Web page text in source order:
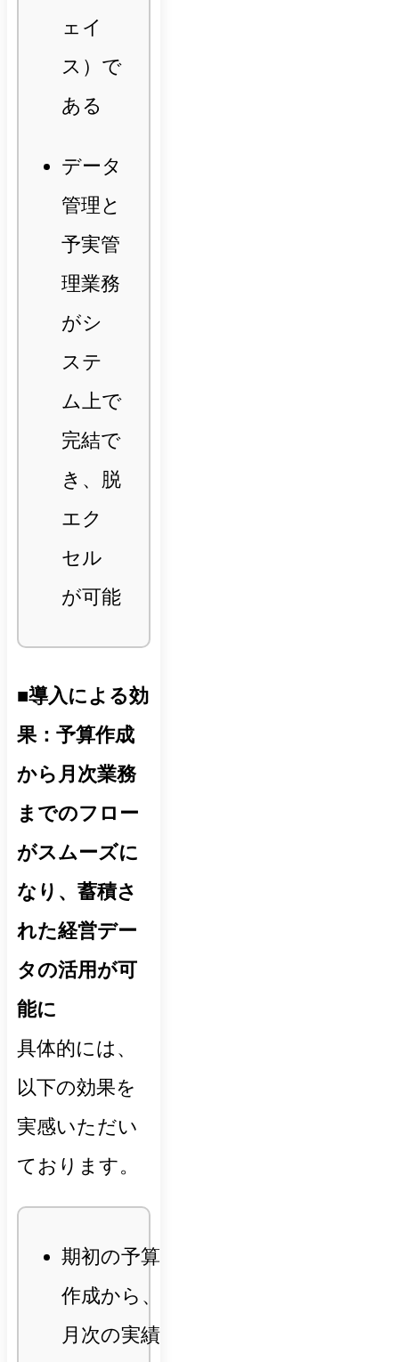
ェイ
ス）で
ある
データ
管理と
予実管
理業務
がシ
ステ
ム上で
完結で
き、脱
エク
セル
が可能
■導入による効
果：予算作成
から月次業務
までのフロー
がスムーズに
なり、蓄積さ
れた経営デー
タの活用が可
能に
具体的には、
以下の効果を
実感いただい
ております。
期初の予算
作成から、
月次の実績